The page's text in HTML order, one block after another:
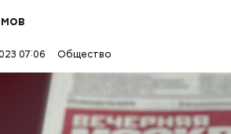
07:06 Общество
Алексей Калинчев
блюд, где используют растение.